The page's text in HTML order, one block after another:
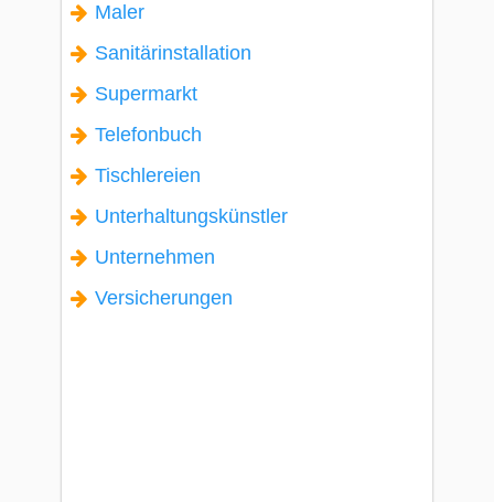
Maler
Sanitärinstallation
Supermarkt
Telefonbuch
Tischlereien
Unterhaltungskünstler
Unternehmen
Versicherungen